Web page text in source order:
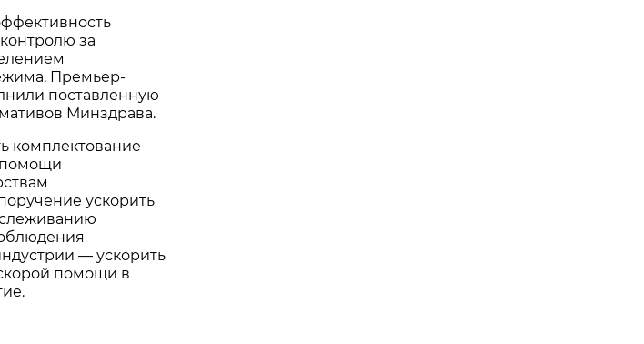
за
Премьер-
поставленную
Минздрава.
комплектование
помощи
ускорить
— ускорить
помощи в